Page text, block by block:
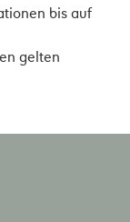
bis auf
gelten